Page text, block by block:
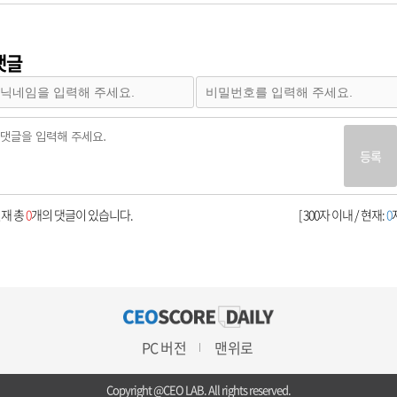
글
등록
[ 300자 이내 / 현재:0
총0개의 댓글이 있습니다.
PC 버전 맨위로
Copyright @CEO LAB. All rights reserved.